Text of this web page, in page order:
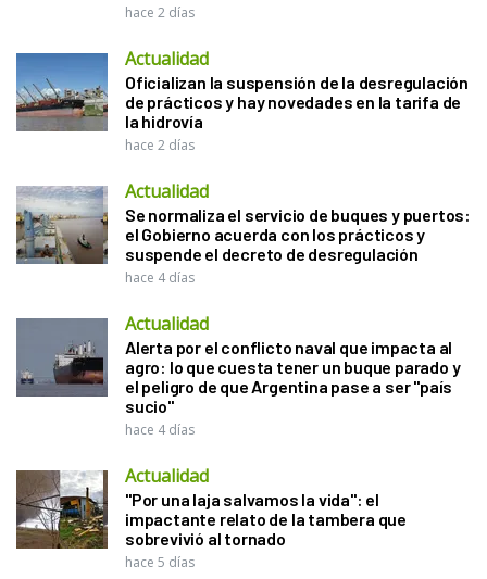
hace 2 días
Actualidad
Oficializan la suspensión de la desregulación
de prácticos y hay novedades en la tarifa de
la hidrovía
hace 2 días
Actualidad
Se normaliza el servicio de buques y puertos:
el Gobierno acuerda con los prácticos y
suspende el decreto de desregulación
hace 4 días
Actualidad
Alerta por el conflicto naval que impacta al
agro: lo que cuesta tener un buque parado y
el peligro de que Argentina pase a ser "país
sucio"
hace 4 días
Actualidad
"Por una laja salvamos la vida": el
impactante relato de la tambera que
sobrevivió al tornado
hace 5 días